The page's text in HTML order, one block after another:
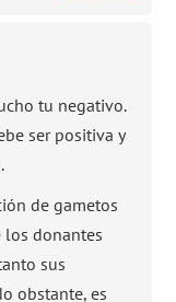
tu negativo.
ser positiva y
de gametos
los donantes
sus
obstante, es